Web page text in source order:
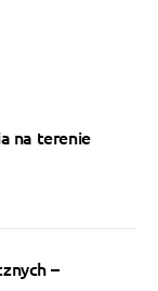
na terenie
–